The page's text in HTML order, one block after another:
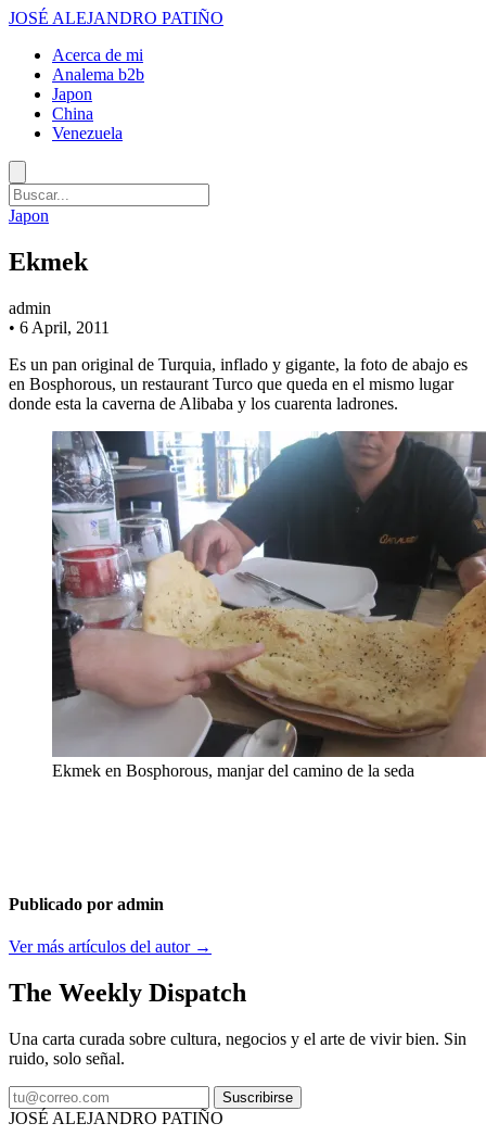
JOSÉ ALEJANDRO PATIÑO
Acerca de mi
Analema b2b
Japon
China
Venezuela
Japon
Ekmek
admin
• 6 April, 2011
Es un pan original de Turquia, inflado y gigante, la foto de abajo es
en Bosphorous, un restaurant Turco que queda en el mismo lugar
donde esta la caverna de Alibaba y los cuarenta ladrones.
Ekmek en Bosphorous, manjar del camino de la seda
Publicado por admin
Ver más artículos del autor →
The Weekly Dispatch
Una carta curada sobre cultura, negocios y el arte de vivir bien. Sin
ruido, solo señal.
Suscribirse
JOSÉ ALEJANDRO PATIÑO